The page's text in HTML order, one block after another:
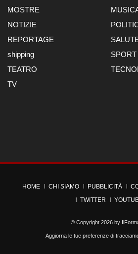
MOSTRE
NOTIZIE
REPORTAGE
shipping
SPORT
TEATRO
TV
HOME CHI SIAMO PUBBLICITÀ
TWITTER
© Copyright 2026 by
Aggiorna le tue preferenze di